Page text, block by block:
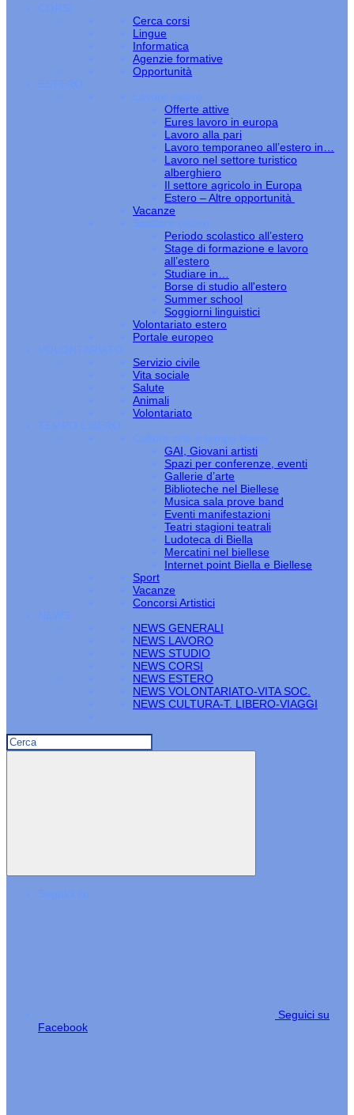
CORSI
Cerca corsi
Lingue
Informatica
Agenzie formative
Opportunità
ESTERO
Lavoro estero
Offerte attive
Eures lavoro in europa
Lavoro alla pari
Lavoro temporaneo all’estero in…
Lavoro nel settore turistico
alberghiero
Il settore agricolo in Europa
Estero – Altre opportunità
Vacanze
Studiare estero
Periodo scolastico all’estero
Stage di formazione e lavoro
all’estero
Studiare in…
Borse di studio all'estero
Summer school
Soggiorni linguistici
Volontariato estero
Portale europeo
VOLONTARIATO
Servizio civile
Vita sociale
Salute
Animali
Volontariato
TEMPO LIBERO
Cultura arte e tempo libero
GAI, Giovani artisti
Spazi per conferenze, eventi
Gallerie d’arte
Biblioteche nel Biellese
Musica sala prove band
Eventi manifestazioni
Teatri stagioni teatrali
Ludoteca di Biella
Mercatini nel biellese
Internet point Biella e Biellese
Sport
Vacanze
Concorsi Artistici
NEWS
NEWS GENERALI
NEWS LAVORO
NEWS STUDIO
NEWS CORSI
NEWS ESTERO
NEWS VOLONTARIATO-VITA SOC.
NEWS CULTURA-T. LIBERO-VIAGGI
Seguici su
Seguici su
Facebook